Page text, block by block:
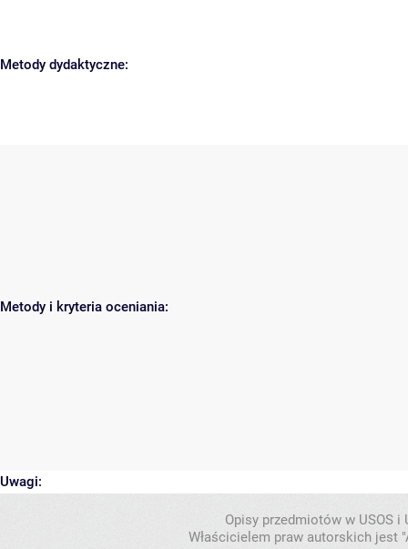
Metody dydaktyczne:
Metody i kryteria oceniania:
Uwagi:
Opisy przedmiotów w USOS
Właścicielem praw autorskich jest